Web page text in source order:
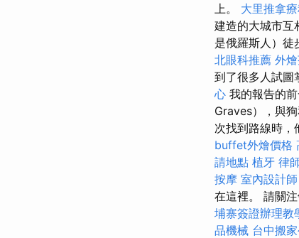
上。 大里推拿
建造的大城市互
是俄羅斯人）徒
北眼科推薦 外
到了很多人試圖
心 我的報告的
Graves），與
次找到路線時，
buffet外燴價格
請地點 植牙 律
按摩 室內設計師
在這裡。 請關
埔寨簽證辦理教
品機械 台中搬